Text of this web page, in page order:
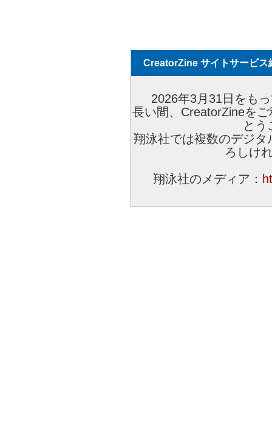
CreatorZine サイトサービス
2026年3月31日をも
長い間、CreatorZineを
とう
翔泳社では複数のデジ
ろしけ
翔泳社のメディア：